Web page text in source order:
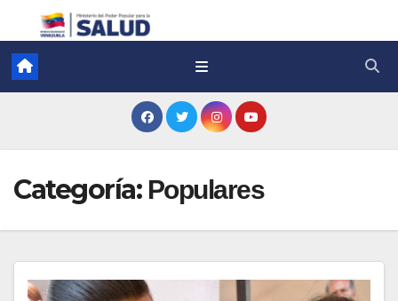
Categoría: Populares